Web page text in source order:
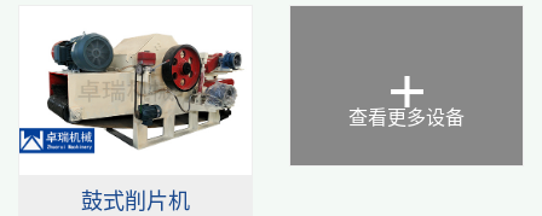
鼓式削片机
+
查看更多设备